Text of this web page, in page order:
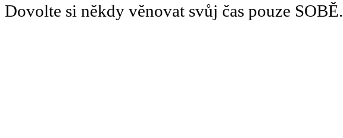
Dovolte si někdy věnovat svůj čas pouze SOBĚ.